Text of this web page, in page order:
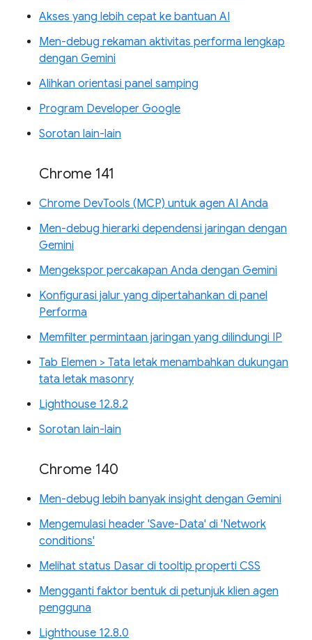
Akses yang lebih cepat ke bantuan AI
Men-debug rekaman aktivitas performa lengkap
dengan Gemini
Alihkan orientasi panel samping
Program Developer Google
Sorotan lain-lain
Chrome 141
Chrome DevTools (MCP) untuk agen AI Anda
Men-debug hierarki dependensi jaringan dengan
Gemini
Mengekspor percakapan Anda dengan Gemini
Konfigurasi jalur yang dipertahankan di panel
Performa
Memfilter permintaan jaringan yang dilindungi IP
Tab Elemen > Tata letak menambahkan dukungan
tata letak masonry
Lighthouse 12.8.2
Sorotan lain-lain
Chrome 140
Men-debug lebih banyak insight dengan Gemini
Mengemulasi header 'Save-Data' di 'Network
conditions'
Melihat status Dasar di tooltip properti CSS
Mengganti faktor bentuk di petunjuk klien agen
pengguna
Lighthouse 12.8.0